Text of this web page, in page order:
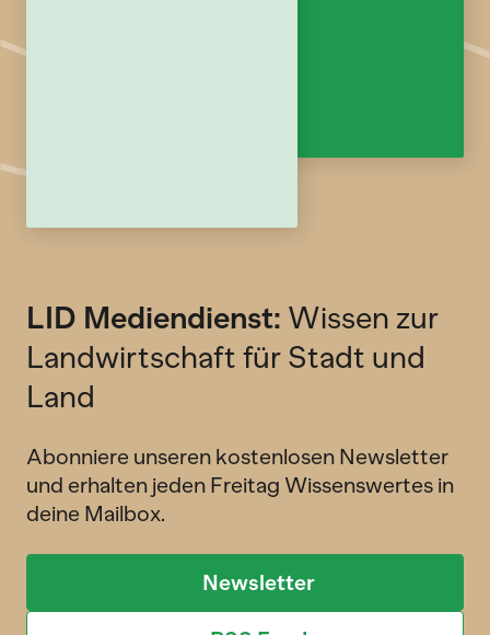
LID Mediendienst: Wissen zur
Landwirtschaft für Stadt und
Land
Abonniere unseren kostenlosen Newsletter
und erhalten jeden Freitag Wissenswertes in
deine Mailbox.
Newsletter